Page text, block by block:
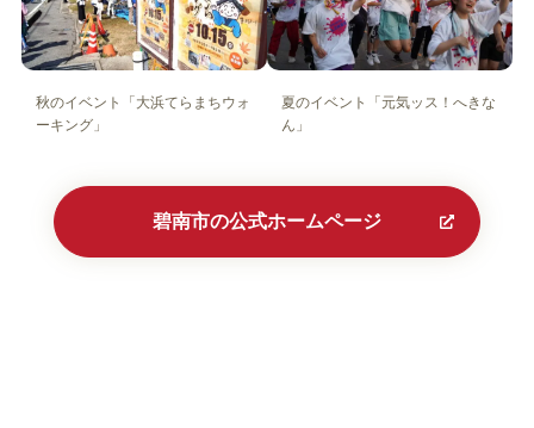
秋のイベント「大浜てらまちウォ
ーキング」
夏のイベント「元気ッス！へきな
ん」
碧南市の公式ホームページ